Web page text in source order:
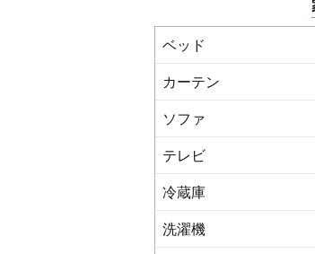
ベッド
カーテン
ソファ
テレビ
冷蔵庫
洗濯機